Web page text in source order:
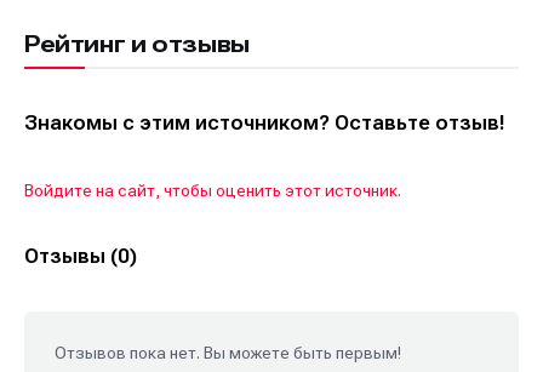
Рейтинг и отзывы
Знакомы с этим источником? Оставьте отзыв!
Войдите на сайт, чтобы оценить этот источник.
Отзывы (0)
Отзывов пока нет. Вы можете быть первым!